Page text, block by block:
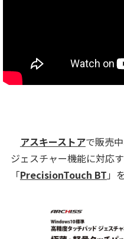
アスキーストアで販売
ジェスチャー機能に対応
「PrecisionTouch BT 」